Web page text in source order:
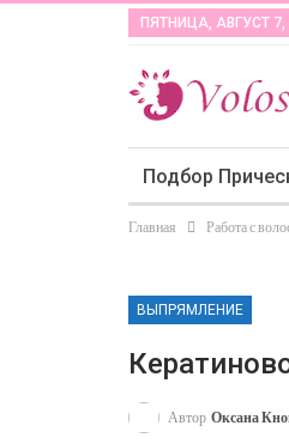
ПЯТНИЦА, АВГУСТ 7,
Подбор
Главная Работа с
ВЫПРЯМЛЕНИЕ
Автор Оксана